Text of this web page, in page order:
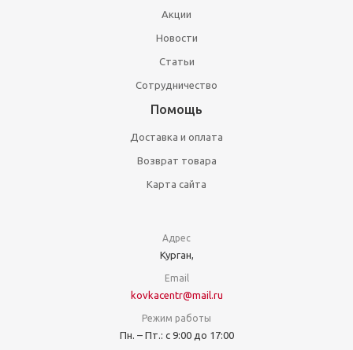
Акции
Новости
Статьи
Сотрудничество
Помощь
Доставка и оплата
Возврат товара
Карта сайта
Адрес
Курган,
Email
kovkacentr@mail.ru
Режим работы
Пн. – Пт.: с 9:00 до 17:00